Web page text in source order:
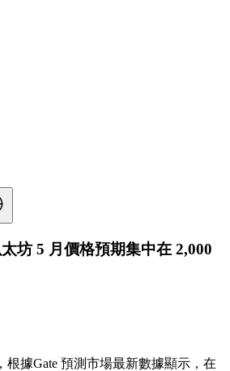
坊 5 月價格預期集中在 2,000
根據Gate 預測市場最新數據顯示，在